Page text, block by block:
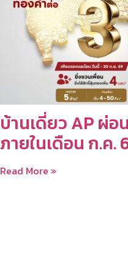
บ้านเดี่ยว AP ผ่อ
ภายในเดือน ก.ค.
Read More »